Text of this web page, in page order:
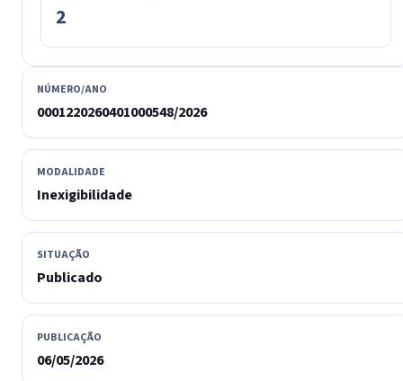
2
NÚMERO/ANO
0001220260401000548/2026
MODALIDADE
Inexigibilidade
SITUAÇÃO
Publicado
PUBLICAÇÃO
06/05/2026